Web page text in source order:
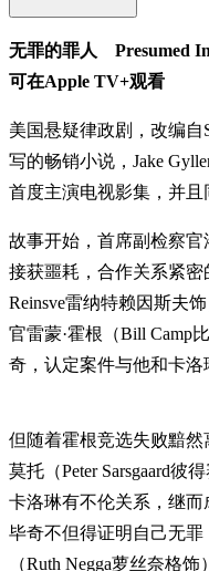
无罪的罪人 Presumed
可在Apple TV+观看
美国悬疑律政剧，改编自
写的畅销小说，Jake
首度主演电视影集，并且
故事开始，首席副检察官
接获噩耗，合作关系紧密
Reinsve雷纳特赖因斯夫
官雷蒙·霍根（Bill Camp
奇，认定案件与他和卡洛
但随着霍根竞选失败黯然
莫托（Peter Sarsgaard彼
卡洛琳有不伦关系，继
毕奇不但得证明自己无
（Ruth Negga萝丝奈格饰